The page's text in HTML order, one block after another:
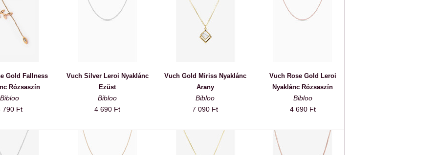
Gold Fallness
Rózsaszín
Bibloo
790 Ft
Vuch Silver Leroi Nyaklánc
Ezüst
Bibloo
4 690 Ft
Vuch Gold Miriss Nyaklánc
Arany
Bibloo
7 090 Ft
Vuch Rose Gold Leroi
Nyaklánc Rózsaszín
Bibloo
4 690 Ft